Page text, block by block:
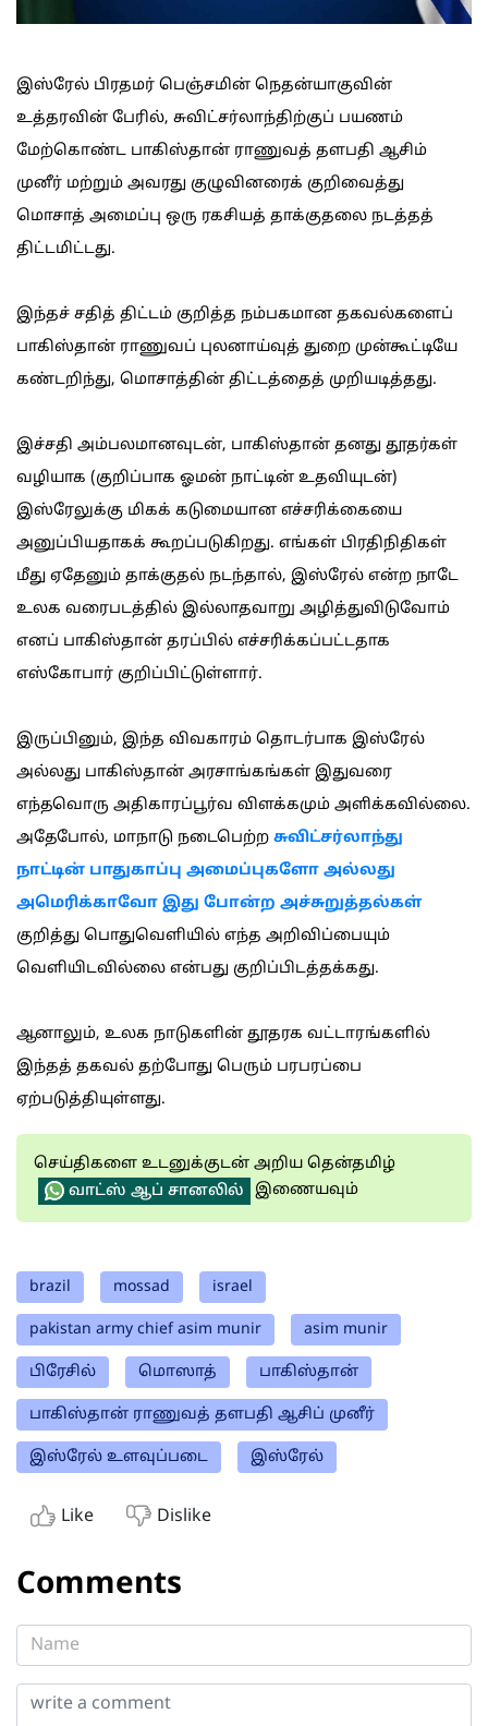
இஸ்ரேல் பிரதமர் பெஞ்சமின் நெதன்யாகுவின்
உத்தரவின் பேரில், சுவிட்சர்லாந்திற்குப் பயணம்
மேற்கொண்ட பாகிஸ்தான் ராணுவத் தளபதி ஆசிம்
முனீர் மற்றும் அவரது குழுவினரைக் குறிவைத்து
மொசாத் அமைப்பு ஒரு ரகசியத் தாக்குதலை நடத்தத்
திட்டமிட்டது.
இந்தச் சதித் திட்டம் குறித்த நம்பகமான தகவல்களைப்
பாகிஸ்தான் ராணுவப் புலனாய்வுத் துறை முன்கூட்டியே
கண்டறிந்து, மொசாத்தின் திட்டத்தைத் முறியடித்தது.
இச்சதி அம்பலமானவுடன், பாகிஸ்தான் தனது தூதர்கள்
வழியாக (குறிப்பாக ஓமன் நாட்டின் உதவியுடன்)
இஸ்ரேலுக்கு மிகக் கடுமையான எச்சரிக்கையை
அனுப்பியதாகக் கூறப்படுகிறது. எங்கள் பிரதிநிதிகள்
மீது ஏதேனும் தாக்குதல் நடந்தால், இஸ்ரேல் என்ற நாடே
உலக வரைபடத்தில் இல்லாதவாறு அழித்துவிடுவோம்
எனப் பாகிஸ்தான் தரப்பில் எச்சரிக்கப்பட்டதாக
எஸ்கோபார் குறிப்பிட்டுள்ளார்.
இருப்பினும், இந்த விவகாரம் தொடர்பாக இஸ்ரேல்
அல்லது பாகிஸ்தான் அரசாங்கங்கள் இதுவரை
எந்தவொரு அதிகாரப்பூர்வ விளக்கமும் அளிக்கவில்லை.
அதேபோல், மாநாடு நடைபெற்ற சுவிட்சர்லாந்து
நாட்டின் பாதுகாப்பு அமைப்புகளோ அல்லது
அமெரிக்காவோ இது போன்ற அச்சுறுத்தல்கள்
குறித்து பொதுவெளியில் எந்த அறிவிப்பையும்
வெளியிடவில்லை என்பது குறிப்பிடத்தக்கது.
ஆனாலும், உலக நாடுகளின் தூதரக வட்டாரங்களில்
இந்தத் தகவல் தற்போது பெரும் பரபரப்பை
ஏற்படுத்தியுள்ளது.
செய்திகளை உடனுக்குடன் அறிய தென்தமிழ்
வாட்ஸ் ஆப் சானலில்
இணையவும்
brazil mossad israel
pakistan army chief asim munir asim munir
பிரேசில் மொஸாத் பாகிஸ்தான்
பாகிஸ்தான் ராணுவத் தளபதி ஆசிப் முனீர்
இஸ்ரேல் உளவுப்படை இஸ்ரேல்
Like Dislike
Comments